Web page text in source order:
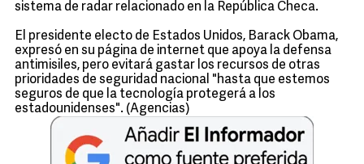
sistema de radar relacionado en la República Checa.
El presidente electo de Estados Unidos, Barack Obama,
expresó en su página de internet que apoya la defensa
antimisiles, pero evitará gastar los recursos de otras
prioridades de seguridad nacional "hasta que estemos
seguros de que la tecnología protegerá a los
estadounidenses". (Agencias)